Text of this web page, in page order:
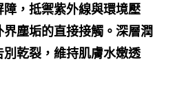
，抵禦紫外線與環境壓
塵垢的直接接觸。深層潤
乾裂，維持肌膚水嫩透